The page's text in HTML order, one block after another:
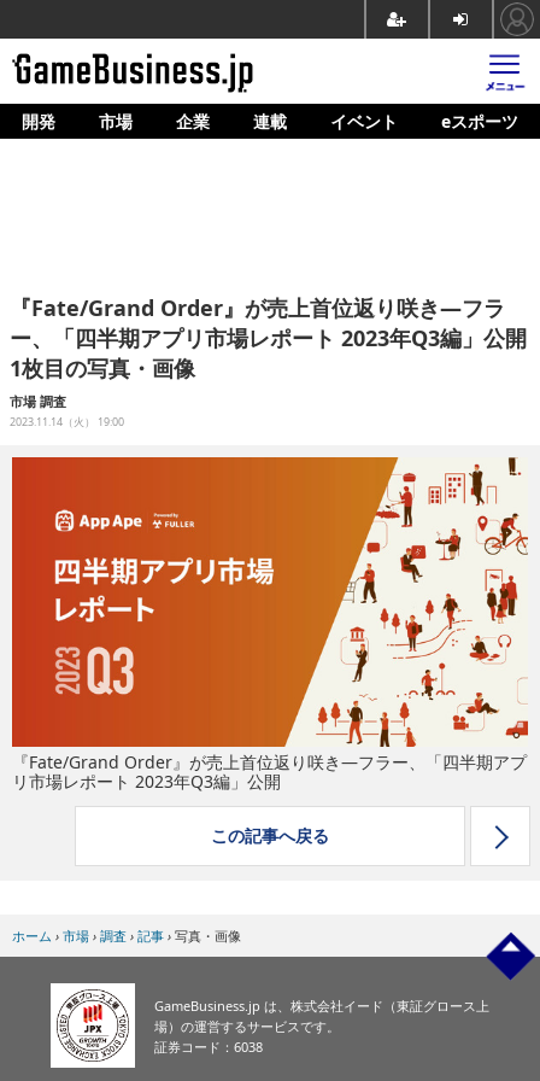
ホーム
企業動向
人材育成
産業政策
イベント/セミナー
eスポーツ
開発 市場 企業 連載 イベント eスポーツ
『Fate/Grand Order』が売上首位返り咲き―フラ
ー、「四半期アプリ市場レポート 2023年Q3編」公開
1枚目の写真・画像
市場 調査
2023.11.14（火） 19:00
『Fate/Grand Order』が売上首位返り咲き―フラー、「四半期アプ
リ市場レポート 2023年Q3編」公開
この記事へ戻る
ホーム › 市場 › 調査 › 記事 › 写真・画像
GameBusiness.jp は、株式会社イード（東証グロース上
場）の運営するサービスです。
証券コード：6038